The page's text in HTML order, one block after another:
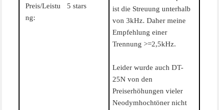
Preis/Leistu
ng:
ist die Streuung unterhalb
von 3kHz. Daher meine
Empfehlung einer
Trennung >=2,5kHz.
Leider wurde auch DT-
25N von den
Preiserhöhungen vieler
Neodymhochtöner nicht